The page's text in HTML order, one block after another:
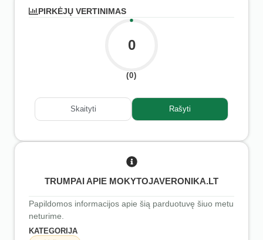
PIRKĖJŲ VERTINIMAS
0
(0)
Skaityti Rašyti
TRUMPAI APIE MOKYTOJAVERONIKA.LT
Papildomos informacijos apie šią parduotuvę šiuo metu
neturime.
KATEGORIJA